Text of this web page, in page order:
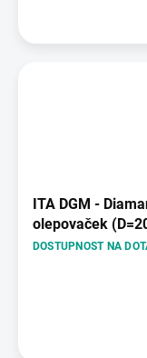
ITA DGM -
olepovaček
DOSTUPNOST NA